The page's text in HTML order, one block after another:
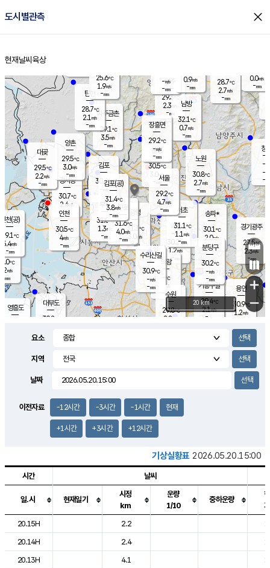
도시별관측 close
홈
현재날씨 육상
의도
℃
m/s
mm
영흥도
양주
29.3℃
2.3
-mm
과천
30.2℃
1.2m/s
- mm
용인
30.9℃
1.2m/s
경기광주
27.5℃
2.3m/s
-mm
2.8m/s
대부도
30.2
경서동
30.7℃
2.4 m/s
-mm
파주금촌
29.1℃
3.5m/s
-mm
28.7℃
2.7m/s
-mm
대곶
29.5℃
2.2m/s
-mm
창
-
-m/
-
탄현
28.7℃
2.1 m/s
-mm
0.0m/s
-mm
의왕
- ℃
m/s
mm
김포
30.4℃
-m/s
mm
광명
31.3 ℃
3.0 m/s
-mm
부천
31.0℃
1.3m/s
-mm
양촌
29.5℃
3.0m/s
-mm
구로
31.6℃
4.0m/s
-mm
은평
30.5℃
3.0 m/s
- mm
노원
30.8℃
2.7m/s
-mm
송파*
30.1℃
2.0m/s
-mm
서초
31.1℃
1.1 m/s
-mm
남방
32.1℃
0.7m/s
-mm
기흥구갈
29.4℃
2.1m/s
-
수리산길
30.9℃
-m/s
-mm
분당구
30.2℃
-m/s
-mm
장흥면
29.2℃
-m/s
-mm
-m/s
-mm
인천(공)
29.1℃
5.4m/s
-mm
김포(공)
31.4℃
3.8m/s
-mm
수원
29.8℃
2.8 m/s
인천
30.5℃
4m/s
-mm
서울
29.2℃
4.7m/s
-mm
25.6℃
1.9m/s
-mm
0.9m/s
-mm
+
−
20 km
요소
지역
날짜
이전자료 -12시간 -3시간 -1시간 현재
+1시간 +3시간 +12시간
기상실황표 2026.05.20.15:00
도시별 기상실황표로 지점, 날씨, 기온, 강수, 바람, 기압등을 안내한 표입
시간 날씨
일.시 현재일기
시정
km
운량
1/10
중하운량
20.15H
2.2
20.14H
2.4
20.13H
4.1